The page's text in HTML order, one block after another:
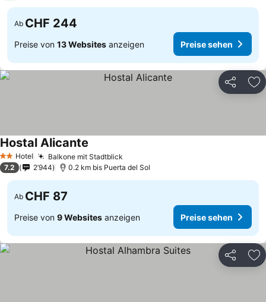
Ab CHF 244
Preise von 13 Websites anzeigen Preise sehen
Teilen
2 Sterne
Hotel Balkone mit Stadtblick
Hostal Alicante
7.2 2’944 0.2 km bis Puerta del Sol
Ab CHF 87
Preise von 9 Websites anzeigen Preise sehen
Teilen